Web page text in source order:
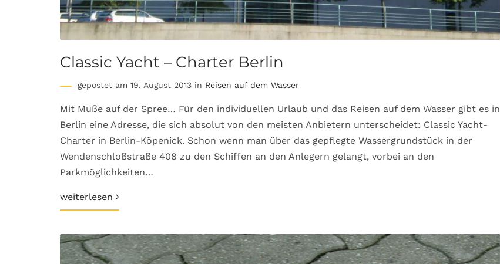
Classic Yacht – Charter Berlin
gepostet am 19. August 2013 in Reisen auf dem Wasser
Mit Muße auf der Spree… Für den individuellen Urlaub und das Reisen auf dem Wasser gibt es in
Berlin eine Adresse, die sich absolut von den meisten Anbietern unterscheidet: Classic Yacht-
Charter in Berlin-Köpenick. Schon wenn man über das gepflegte Wassergrundstück in der
Wendenschloßstraße 408 zu den Schiffen an den Anlegern gelangt, vorbei an den
Parkmöglichkeiten…
weiterlesen